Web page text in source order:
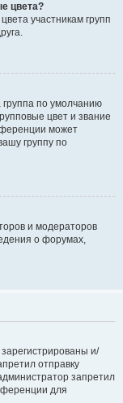
цвета?
участникам групп
группа по умолчанию
цвет и звание
может
группу по
и модераторов
о форумах,
и/
отправку
запретил
для